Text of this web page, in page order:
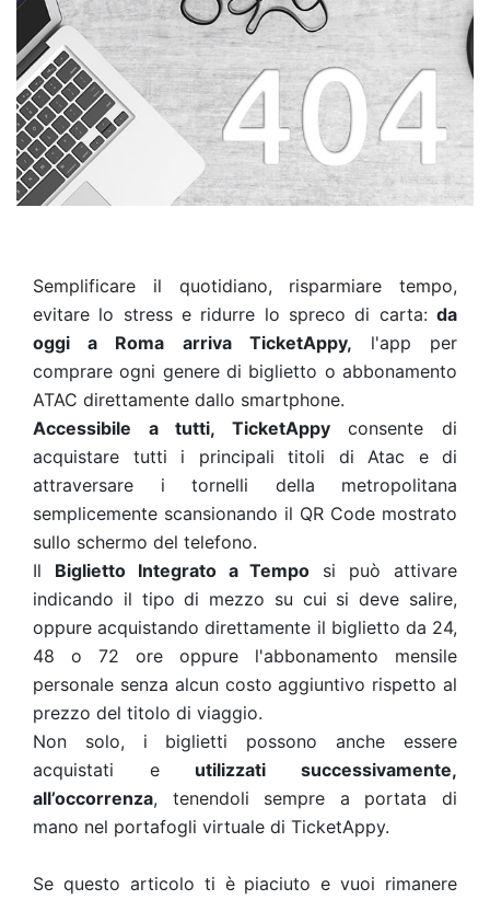
Semplificare il quotidiano, risparmiare tempo,
evitare lo stress e ridurre lo spreco di carta: da
oggi a Roma arriva TicketAppy, l'app per
comprare ogni genere di biglietto o abbonamento
ATAC direttamente dallo smartphone.
Accessibile a tutti, TicketAppy
consente di
acquistare tutti i principali titoli di Atac e di
attraversare i tornelli della metropolitana
semplicemente scansionando il QR Code mostrato
sullo schermo del telefono.
Il Biglietto Integrato a Tempo si può attivare
indicando il tipo di mezzo su cui si deve salire,
oppure acquistando direttamente il biglietto da 24,
48 o 72 ore oppure l'abbonamento mensile
personale senza alcun costo aggiuntivo rispetto al
prezzo del titolo di viaggio.
Non solo, i biglietti possono anche essere
acquistati e utilizzati successivamente,
all’occorrenza, tenendoli sempre a portata di
mano nel portafogli virtuale di TicketAppy.
Se questo articolo ti è piaciuto e vuoi rimanere